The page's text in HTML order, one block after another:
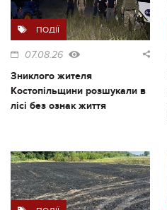
ПОДІЇ
07.08.26
Зниклого жителя
Костопільщини розшукали в
лісі без ознак життя